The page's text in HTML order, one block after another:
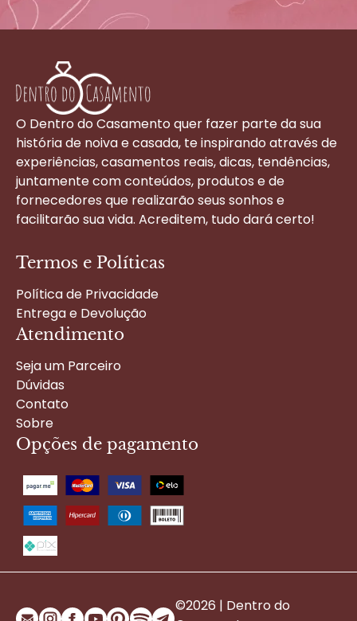
O Dentro do Casamento quer fazer parte da sua
história de noiva e casada, te inspirando através de
experiências, casamentos reais, dicas, tendências,
juntamente com conteúdos, produtos e de
fornecedores que realizarão seus sonhos e
facilitarão sua vida. Acreditem, tudo dará certo!
Termos e Políticas
Política de Privacidade
Entrega e Devolução
Atendimento
Seja um Parceiro
Dúvidas
Contato
Sobre
Opções de pagamento
©2026 | Dentro do